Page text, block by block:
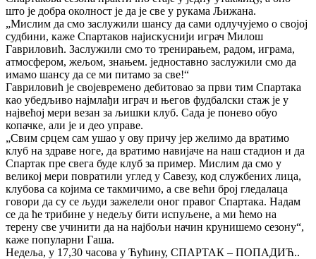
што је добра околност је да је све у рукама Љижана.
„Мислим да смо заслужили шансу да сами одлучујемо о својој
судбини, каже Спартаков најискуснији играч Милош
Гавриловић. Заслужили смо то тренирањем, радом, играма,
атмосфером, жељом, знањем. једноставно заслужили смо да
имамо шансу да се ми питамо за све!“
Гавриловић је својевремено дебитовао за први тим Спартака
као убедљиво најмлађи играч и његов фудбалски стаж је у
највећој мери везан за љишки клуб. Сада је понево обуо
копачке, али је и део управе.
„Свим срцем сам ушао у ову причу јер желимо да вратимо
клуб на здраве ноге, да вратимо навијаче на наш стадион и да
Спартак пре свега буде клуб за пример. Мислим да смо у
великој мери повратили углед у Савезу, код службених лица,
клубова са којима се такмичимо, а све већи број гледалаца
говори да су се људи зажелели оног правог Спартака. Надам
се да ће трибине у недељу бити испуљене, а ми ћемо на
терену све учинити да на најбољи начин крунишемо сезону“,
каже популарни Гаша.
Недеља, у 17,30 часова у Ћућину, СПАРТАК – ПОПАДИЋ..